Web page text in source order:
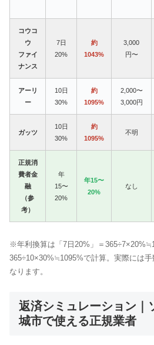
コウコ
ウ
ファイ
ナンス
7日
20%
約
1043%
3,000
円〜
アーリ
ー
10日
30%
約
1095%
2,000〜
3,000円
ガッツ
10日
30%
約
1095%
不明
正規消
費者金
融
（参
考）
年
15〜
20%
年15〜
20%
なし
※年利換算は「7日20%」＝
365÷10×30%≒1095%で計算。実際には手
なります。
返済シミュレーション｜
城市で使える正規業者